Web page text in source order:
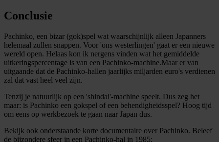
Conclusie
Pachinko, een bizar (gok)spel wat waarschijnlijk alleen Japanners
helemaal zullen snappen. Voor 'ons westerlingen' gaat er een nieuwe
wereld open. Helaas kon ik nergens vinden wat het gemiddelde
uitkeringspercentage is van een Pachinko-machine.Maar er van
uitgaande dat de Pachinko-hallen jaarlijks miljarden euro's verdienen
zal dat vast heel veel zijn.
Tenzij je natuurlijk op een 'shindai'-machine speelt. Dus zeg het
maar: is Pachinko een gokspel of een behendigheidsspel? Hoog tijd
om eens op werkbezoek te gaan naar Japan dus.
Bekijk ook onderstaande korte documentaire over Pachinko. Beleef
de bijzondere sfeer in een Pachinko-hal in 1985: